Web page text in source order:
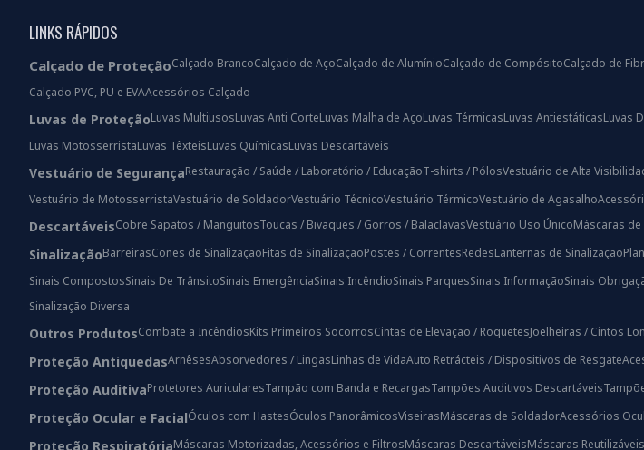
LINKS RÁPIDOS
Calçado de ProteçãoCalçado BrancoCalçado de AçoCalçado de AlumínioCalçado de CompósitoCalçado de
Calçado PVC, PU e EVAAcessórios Calçado
Luvas de ProteçãoLuvas MultiusosLuvas Anti CorteLuvas Malha de AçoLuvas TérmicasLuvas AntiestáticasLuvas
Luvas MotosserristaLuvas TêxteisLuvas QuímicasLuvas Descartáveis
Vestuário de SegurançaRestauração / Saúde / Laboratório / EducaçãoT-shirts / PólosVestuário de Alta
Vestuário de MotosserristaVestuário de SoldadorVestuário TécnicoVestuário TérmicoVestuário de Agasalho
DescartáveisCobre Sapatos / ManguitosToucas / Bivaques / Gorros / BalaclavasVestuário Uso ÚnicoMáscaras de
SinalizaçãoBarreirasCones de SinalizaçãoFitas de SinalizaçãoPostes / CorrentesRedesLanternas de Sinalização
Sinais CompostosSinais De TrânsitoSinais EmergênciaSinais IncêndioSinais ParquesSinais InformaçãoSinais
Sinalização Diversa
Outros ProdutosCombate a IncêndiosKits Primeiros SocorrosCintas de Elevação / RoquetesJoelheiras / Cintos
Proteção AntiquedasArnêsesAbsorvedores / LingasLinhas de VidaAuto Retrácteis / Dispositivos de Resgate
Proteção AuditivaProtetores AuricularesTampão com Banda e RecargasTampões Auditivos Descartáveis
Proteção Ocular e FacialÓculos com HastesÓculos PanorâmicosViseirasMáscaras de SoldadorAcessórios
Proteção RespiratóriaMáscaras Motorizadas, Acessórios e FiltrosMáscaras DescartáveisMáscaras Reutilizáveis